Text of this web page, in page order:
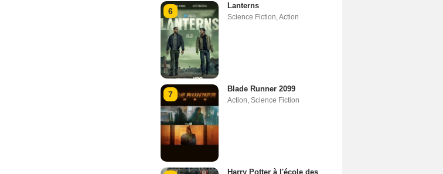
6
Lanterns
Science Fiction Action
7
Blade Runner 2099
Action Science Fiction
Harry Potter à l'école des